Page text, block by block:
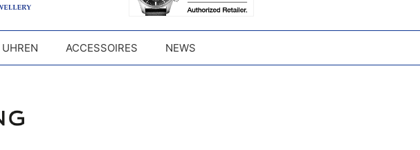
UHREN ACCESSOIRES NEWS